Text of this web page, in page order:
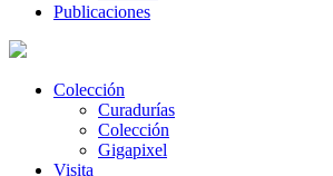
Publicaciones
Colección
Curadurías
Colección
Gigapixel
Visita